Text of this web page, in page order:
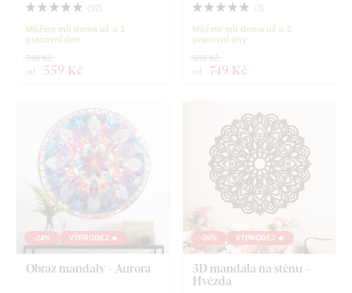
( 92)
Můžete mít doma už o 1
pracovní den
od 559 Kč
749 Kč
( 3)
Můžete mít doma už o 2
pracovní dny
od 749 Kč
989 Kč
-24% VÝPRODEJ 🔥
Obraz mandaly - Aurora
-26% VÝPRODEJ 🔥
3D mandala na stěnu -
Hvězda